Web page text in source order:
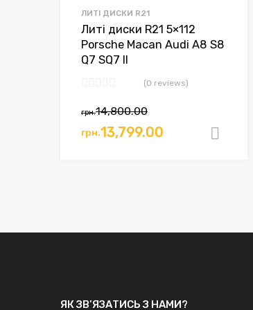
ЛИТІ ДИСКИ R21
Литі диски R21 5×112
Porsche Macan Audi A8 S8
Q7 SQ7 II
(0 reviews)
грн.14,800.00
грн.13,799.00
ЯК ЗВ’ЯЗАТИСЬ З НАМИ?